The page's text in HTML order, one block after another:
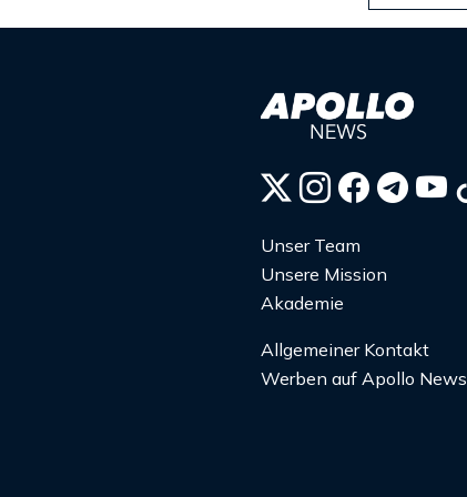
Unser Team
Unsere Mission
Akademie
Allgemeiner Kontakt
Werben auf Apollo News